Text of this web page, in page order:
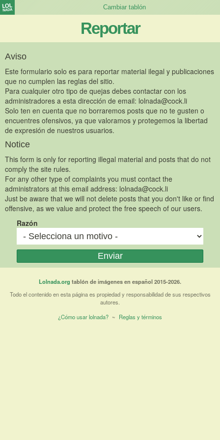
Reportar
Aviso
Este formulario solo es para reportar material ilegal y publicaciones
que no cumplen las reglas del sitio.
Para cualquier otro tipo de quejas debes contactar con los
administradores a esta dirección de email: lolnada@cock.li
Solo ten en cuenta que no borraremos posts que no te gusten o
encuentres ofensivos, ya que valoramos y protegemos la libertad
de expresión de nuestros usuarios.
Notice
This form is only for reporting illegal material and posts that do not
comply the site rules.
For any other type of complaints you must contact the
administrators at this email address: lolnada@cock.li
Just be aware that we will not delete posts that you don't like or find
offensive, as we value and protect the free speech of our users.
Razón
Lolnada.org tablón de imágenes en español 2015-2026.
Todo el contenido en esta página es propiedad y responsabilidad de sus respectivos
autores.
¿Cómo usar lolnada? ~ Reglas y términos